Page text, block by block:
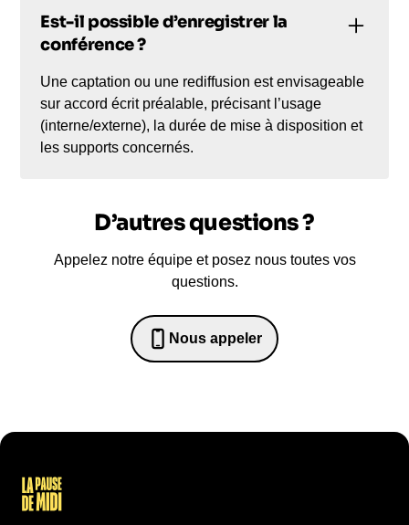
Est-il possible d’enregistrer la
conférence ?
Une captation ou une rediffusion est envisageable
sur accord écrit préalable, précisant l’usage
(interne/externe), la durée de mise à disposition et
les supports concernés.
D’autres questions ?
Appelez notre équipe et posez nous toutes vos
questions.
Nous appeler
0652698481